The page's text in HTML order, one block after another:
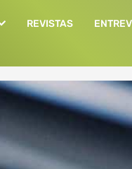
REVISTAS